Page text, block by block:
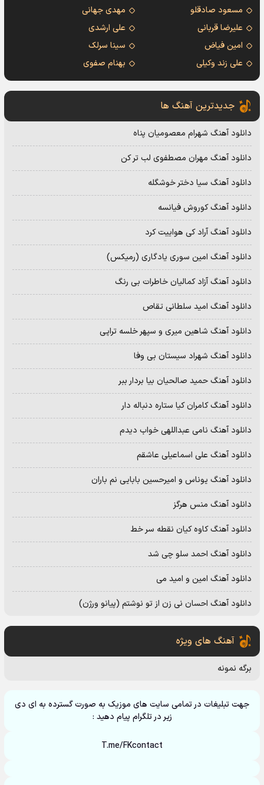
مسعود صادقلو
مهدی جهانی
علیرضا قربانی
علی ارشدی
امین فیاض
سینا سرلک
علی زند وکیلی
بهنام صفوی
جدیدترین آهنگ ها
دانلود آهنگ شهرام معصومیان پناه
دانلود آهنگ مهران مصطفوی لب تر کن
دانلود آهنگ سیا دختر خوشگله
دانلود آهنگ کوروش فیانسه
دانلود آهنگ آراد کی هواییت کرد
دانلود آهنگ امین سوری یادگاری (رمیکس)
دانلود آهنگ آزاد کمالیان خاطرات بی رنگ
دانلود آهنگ امید سلطانی تقاص
دانلود آهنگ شاهین میری و سپهر خلسه تراپی
دانلود آهنگ شهراد سیستان بی وفا
دانلود آهنگ حمید صالحیان بیا بردار ببر
دانلود آهنگ کامران کیا ستاره دنباله دار
دانلود آهنگ نامی عبداللهی خواب دیدم
دانلود آهنگ علی اسماعیلی عاشقم
دانلود آهنگ یوناس و امیرحسین بابایی نم باران
دانلود آهنگ منس هرگز
دانلود آهنگ کاوه کیان نقطه سر خط
دانلود آهنگ احمد سلو چی شد
دانلود آهنگ امین و امید می
دانلود آهنگ احسان نی زن از تو نوشتم (پیانو ورژن)
آهنگ های ویژه
برگه نمونه
جهت تبلیغات در تمامی سایت های موزیک به صورت گسترده به ای دی
زیر در تلگرام پیام دهید :
T.me/FKcontact